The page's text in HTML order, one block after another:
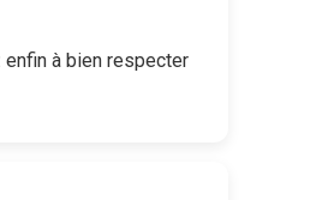
enfin à bien respecter